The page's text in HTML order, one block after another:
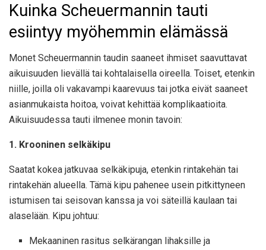
Kuinka Scheuermannin tauti
esiintyy myöhemmin elämässä
Monet Scheuermannin taudin saaneet ihmiset saavuttavat
aikuisuuden lievällä tai kohtalaisella oireella. Toiset, etenkin
niille, joilla oli vakavampi kaarevuus tai jotka eivät saaneet
asianmukaista hoitoa, voivat kehittää komplikaatioita.
Aikuisuudessa tauti ilmenee monin tavoin:
1. Krooninen selkäkipu
Saatat kokea jatkuvaa selkäkipuja, etenkin rintakehän tai
rintakehän alueella. Tämä kipu pahenee usein pitkittyneen
istumisen tai seisovan kanssa ja voi säteillä kaulaan tai
alaselään. Kipu johtuu:
Mekaaninen rasitus selkärangan lihaksille ja